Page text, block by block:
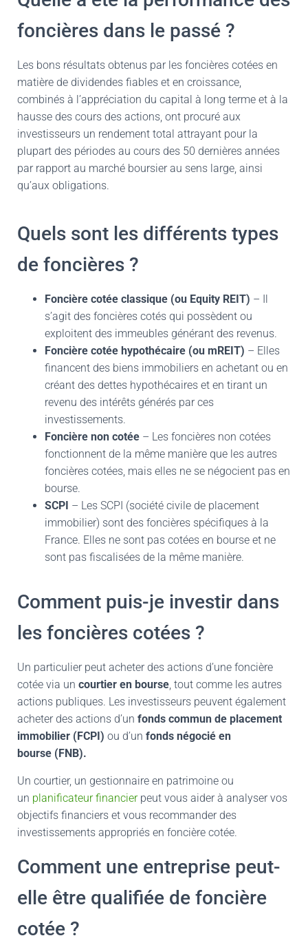
foncières dans le passé ?
Les bons résultats obtenus par les foncières cotées en
matière de dividendes fiables et en croissance,
combinés à l’appréciation du capital à long terme et à la
hausse des cours des actions, ont procuré aux
investisseurs un rendement total attrayant pour la
plupart des périodes au cours des 50 dernières années
par rapport au marché boursier au sens large, ainsi
qu’aux obligations.
Quels sont les différents types
de foncières ?
Foncière cotée classique (ou Equity REIT) – Il
s’agit des foncières cotés qui possèdent ou
exploitent des immeubles générant des revenus.
Foncière cotée hypothécaire (ou mREIT) – Elles
financent des biens immobiliers en achetant ou en
créant des dettes hypothécaires et en tirant un
revenu des intérêts générés par ces
investissements.
Foncière non cotée – Les foncières non cotées
fonctionnent de la même manière que les autres
foncières cotées, mais elles ne se négocient pas en
bourse.
SCPI – Les SCPI (société civile de placement
immobilier) sont des foncières spécifiques à la
France. Elles ne sont pas cotées en bourse et ne
sont pas fiscalisées de la même manière.
Comment puis-je investir dans
les foncières cotées ?
Un particulier peut acheter des actions d’une foncière
cotée via un courtier en bourse, tout comme les autres
actions publiques. Les investisseurs peuvent également
acheter des actions d’un fonds commun de placement
immobilier (FCPI) ou d’un fonds négocié en
bourse (FNB).
Un courtier, un gestionnaire en patrimoine ou
un planificateur financierpeut vous aider à analyser vos
objectifs financiers et vous recommander des
investissements appropriés en foncière cotée.
Comment une entreprise peut-
elle être qualifiée de foncière
cotée ?